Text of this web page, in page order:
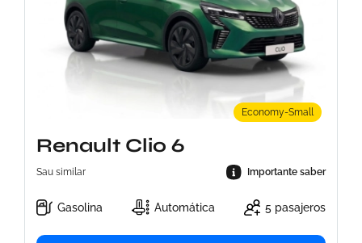
Economy-Small
Renault Clio 6
Sau similar Importante saber
Gasolina Automática 5 pasajeros